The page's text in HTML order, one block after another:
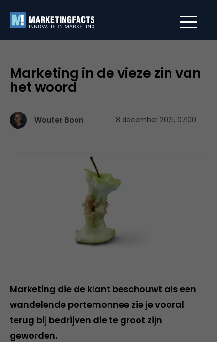
Marketing in de vieze zin van
het woord
Wouter Boon 8 december 2021, 07:00
Marketing die de klant beschouwt als een
wandelende portemonnee zie je vooral
terug bij bedrijven die te groot zijn
geworden.